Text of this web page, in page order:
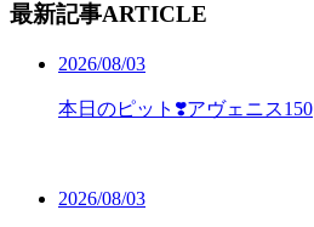
最新記事ARTICLE
2026/08/03
本日のピット❣️アヴェニス150
2026/08/03